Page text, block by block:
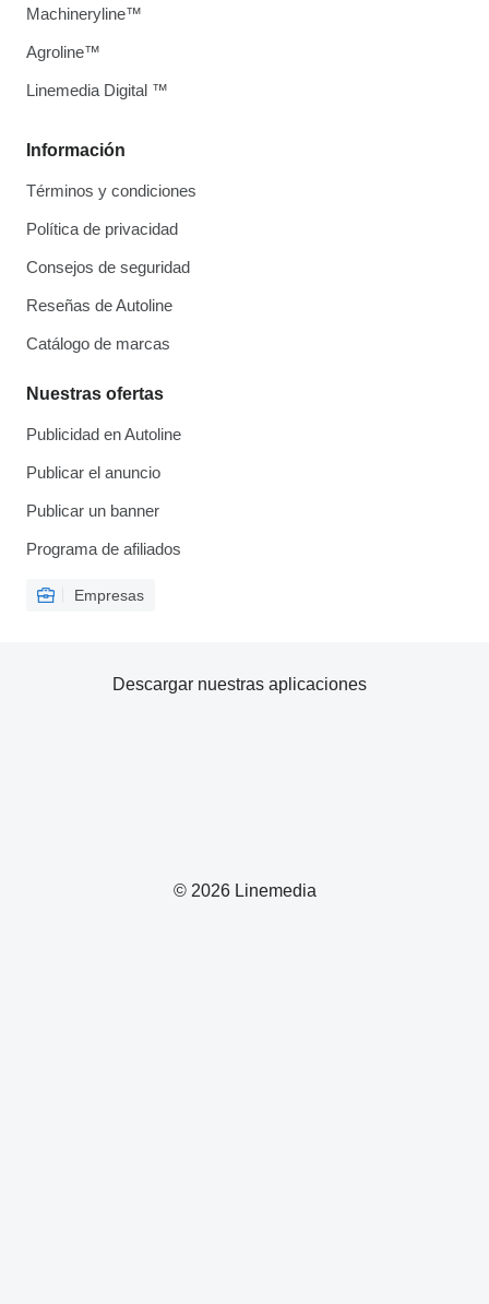
Información
Términos y condiciones
Política de privacidad
Consejos de seguridad
Reseñas de Autoline
Catálogo de marcas
Nuestras ofertas
Publicidad en Autoline
Publicar el anuncio
Publicar un banner
Programa de afiliados
Empresas
Machineryline™
Agroline™
Linemedia Digital ™
© 2026 Linemedia
Descargar nuestras aplicaciones